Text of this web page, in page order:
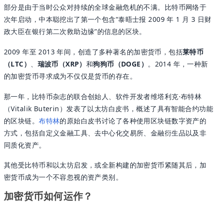
部分是由于当时公众对持续的全球金融危机的不满。比特币网络于
次年启动，中本聪挖出了第一个包含“泰晤士报 2009 年 1 月 3 日财
政大臣在银行第二次救助边缘”的信息的区块。
2009 年至 2013 年间，创造了多种著名的加密货币，包括莱特币
（LTC）
瑞波币（XRP） 和狗狗币（DOGE） 。2014 年，一种新
的加密货币寻求成为不仅仅是货币的存在。
那一年，比特币杂志的联合创始人、软件开发者维塔利克·布特林
（Vitalik Buterin）发表了以太坊白皮书，概述了具有智能合约功能
的区块链。布特林的原始白皮书讨论了各种使用区块链数字资产的
方式，包括自定义金融工具、去中心化交易所、金融衍生品以及非
同质化资产。
其他受比特币和以太坊启发，或全新构建的加密货币紧随其后，加
密货币成为一个不容忽视的资产类别。
加密货币如何运作？